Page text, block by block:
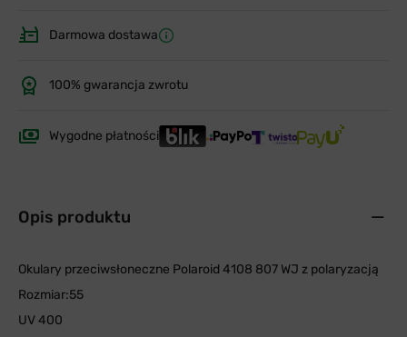
Darmowa dostawa
100% gwarancja zwrotu
Wygodne płatności
Opis produktu
Okulary przeciwsłoneczne Polaroid 4108 807 WJ z polaryzacją
Rozmiar:55
UV 400